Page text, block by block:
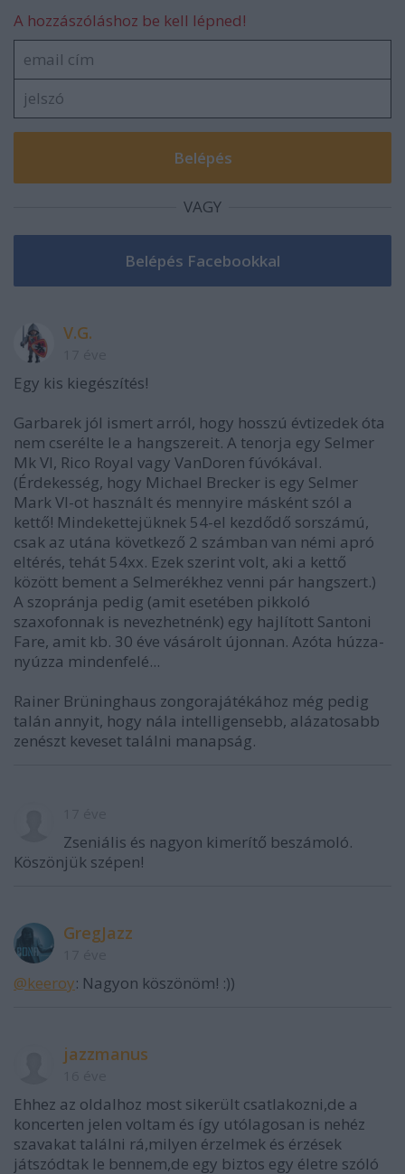
A hozzászóláshoz be kell lépned!
VAGY
V.G.
Egy kis kiegészítés!
Garbarek jól ismert arról, hogy hosszú évtizedek óta
nem cserélte le a hangszereit. A tenorja egy Selmer
Mk VI, Rico Royal vagy VanDoren fúvókával.
(Érdekesség, hogy Michael Brecker is egy Selmer
Mark VI-ot használt és mennyire másként szól a
kettő! Mindekettejüknek 54-el kezdődő sorszámú,
csak az utána következő 2 számban van némi apró
eltérés, tehát 54xx. Ezek szerint volt, aki a kettő
között bement a Selmerékhez venni pár hangszert.)
A szopránja pedig (amit esetében pikkoló
szaxofonnak is nevezhetnénk) egy hajlított Santoni
Fare, amit kb. 30 éve vásárolt újonnan. Azóta húzza-
nyúzza mindenfelé...
Rainer Brüninghaus zongorajátékához még pedig
talán annyit, hogy nála intelligensebb, alázatosabb
zenészt keveset találni manapság.
Zseniális és nagyon kimerítő beszámoló.
Köszönjük szépen!
GregJazz
@keeroy: Nagyon köszönöm! :))
jazzmanus
Ehhez az oldalhoz most sikerült csatlakozni,de a
koncerten jelen voltam és így utólagosan is nehéz
szavakat találni rá,milyen érzelmek és érzések
játszódtak le bennem,de egy biztos egy életre szóló